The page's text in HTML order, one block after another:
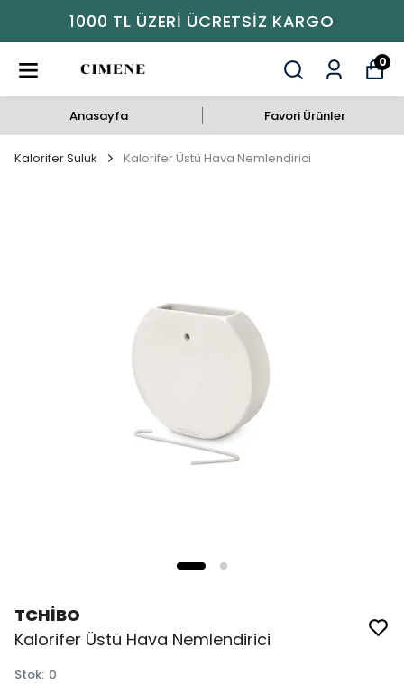
ÜCRETSIZ KARGO
0
Anasayfa Favori Ürünler
Kalorifer Suluk Kalorifer Üstü Hava Nemlendirici
TCHİBO
Kalorifer Üstü Hava Nemlendirici
Stok: 0